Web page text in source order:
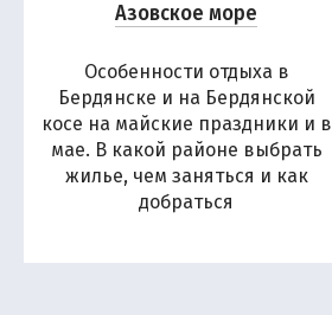
Азовское море
Особенности отдыха в
Бердянске и на Бердянской
косе на майские праздники и в
мае. В какой районе выбрать
жилье, чем заняться и как
добраться